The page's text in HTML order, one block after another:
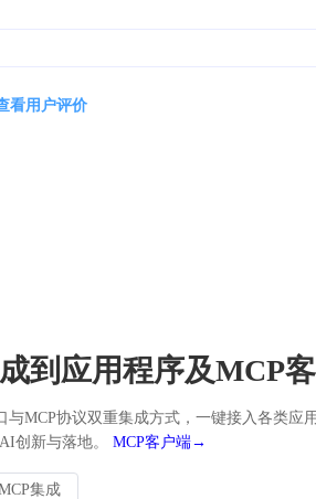
看用户评价
到应用程序及MCP
与MCP协议双重集成方式，一键接入各类
创新与落地。 MCP客户端→
集成